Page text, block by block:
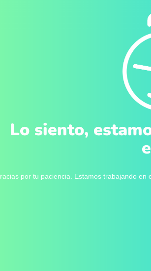
Lo siento,
por tu paciencia. Estamos trabajando en